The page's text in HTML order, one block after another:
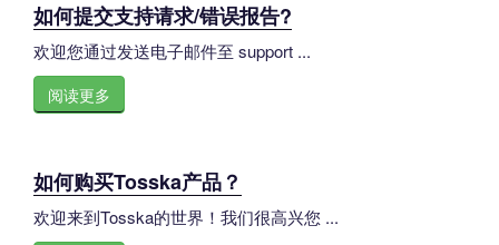
如何提交支持请求/错误报告?
欢迎您通过发送电子邮件至 support ...
阅读更多
如何购买Tosska产品？
欢迎来到Tosska的世界！我们很高兴您 ...